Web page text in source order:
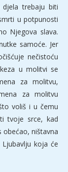
trebaju biti
u potpunosti
Njegova slava.
samoće. Jer
nečistoću
u molitvi se
za molitvu,
za molitvu
voliš i u čemu
tvoje srce, kad
ništavna
koja će